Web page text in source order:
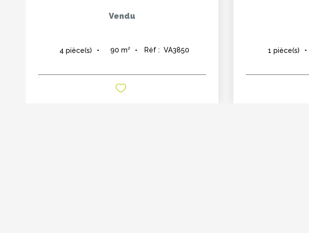
Vendu
4 pièce(s) 90 m² Réf : VA3850 1 pièce(s)